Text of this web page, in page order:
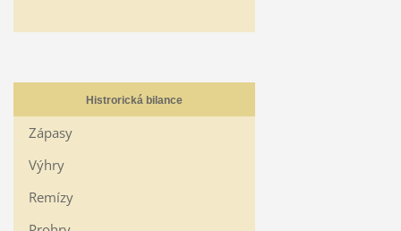
Histrorická bilance
Zápasy
Výhry
Remízy